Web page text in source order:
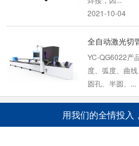
2021-10-04
全自动激光切
YC-QG6022产
度、弧度、曲
圆孔、半圆、...
管板一体激光
用我们的全情投入